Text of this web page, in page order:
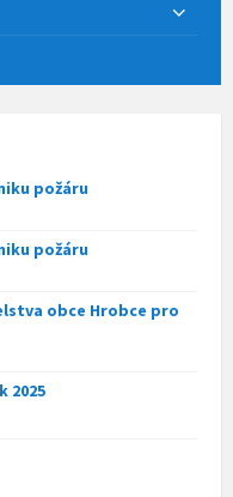
požáru
požáru
obce Hrobce pro
2025